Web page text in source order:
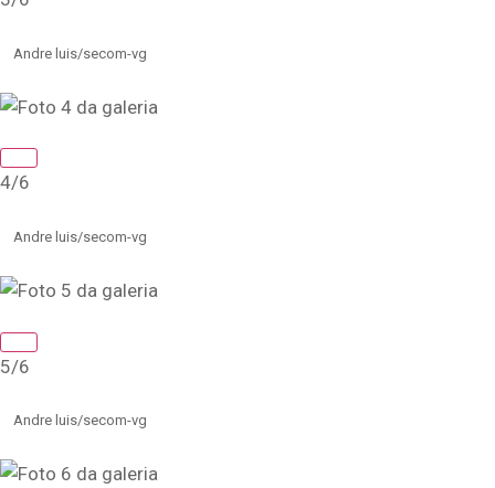
Andre luis/secom-vg
4/6
Andre luis/secom-vg
5/6
Andre luis/secom-vg